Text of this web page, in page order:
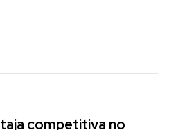
competitiva no